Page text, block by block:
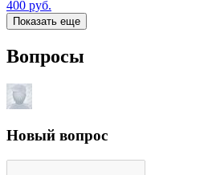
400 руб.
Показать еще
Вопросы
Новый вопрос